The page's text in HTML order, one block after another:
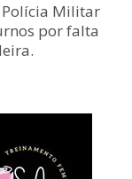
Polícia Militar
por falta